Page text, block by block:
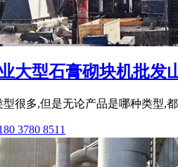
大型石膏砌块机批发
型很多,但是无论产品是哪种类型,
3780 8511